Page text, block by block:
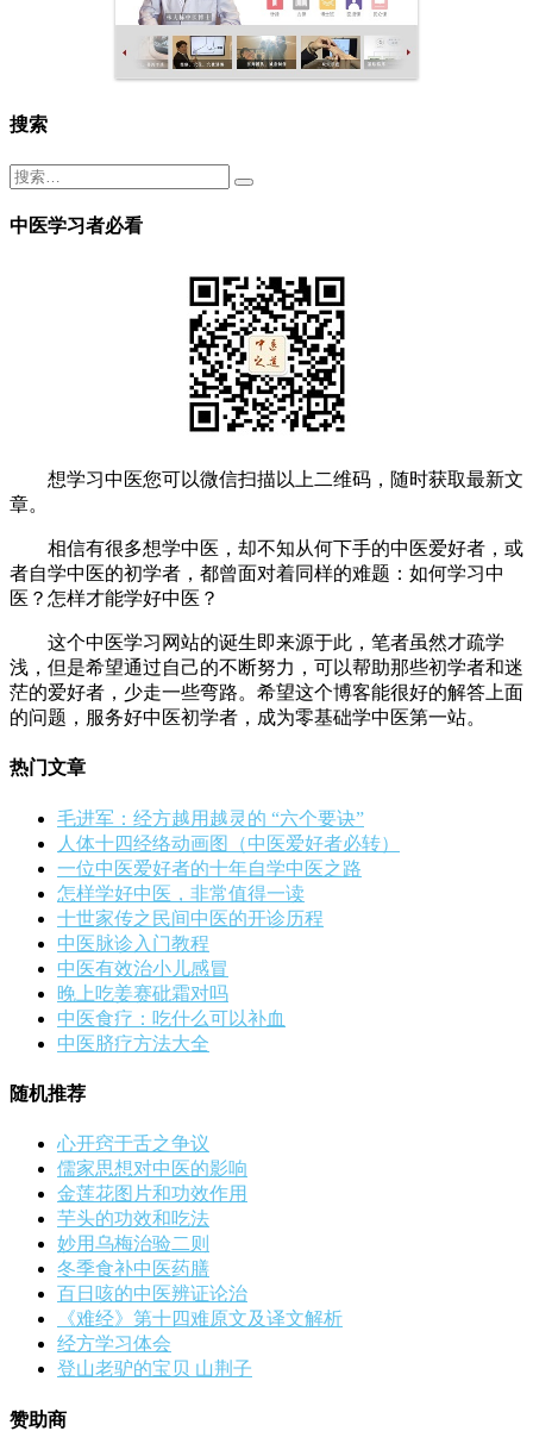
搜索
中医学习者必看
想学习中医您可以微信扫描以上二维码，随时获取最新文
章。
相信有很多想学中医，却不知从何下手的中医爱好者，或
者自学中医的初学者，都曾面对着同样的难题：如何学习中
医？怎样才能学好中医？
这个中医学习网站的诞生即来源于此，笔者虽然才疏学
浅，但是希望通过自己的不断努力，可以帮助那些初学者和迷
茫的爱好者，少走一些弯路。希望这个博客能很好的解答上面
的问题，服务好中医初学者，成为零基础学中医第一站。
热门文章
毛进军：经方越用越灵的 “六个要诀”
人体十四经络动画图（中医爱好者必转）
一位中医爱好者的十年自学中医之路
怎样学好中医，非常值得一读
十世家传之民间中医的开诊历程
中医脉诊入门教程
中医有效治小儿感冒
晚上吃姜赛砒霜对吗
中医食疗：吃什么可以补血
中医脐疗方法大全
随机推荐
心开窍于舌之争议
儒家思想对中医的影响
金莲花图片和功效作用
芋头的功效和吃法
妙用乌梅治验二则
冬季食补中医药膳
百日咳的中医辨证论治
《难经》第十四难原文及译文解析
经方学习体会
登山老驴的宝贝 山荆子
赞助商